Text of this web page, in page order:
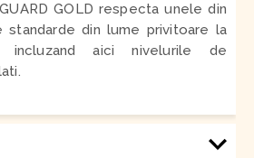
GOLD respecta unele din
standarde din lume privitoare la
incluzand aici nivelurile de